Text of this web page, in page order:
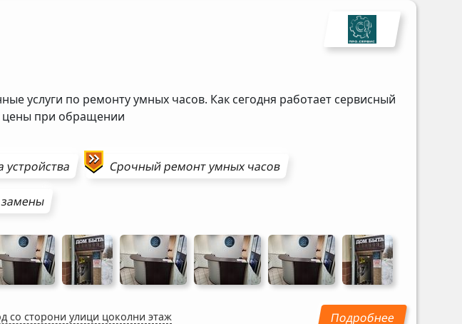
услуги по ремонту умных часов. Как сегодня работает сервисный
цены при обращении
Срочный ремонтумных часов
замены
со сторони улици цоколни этаж